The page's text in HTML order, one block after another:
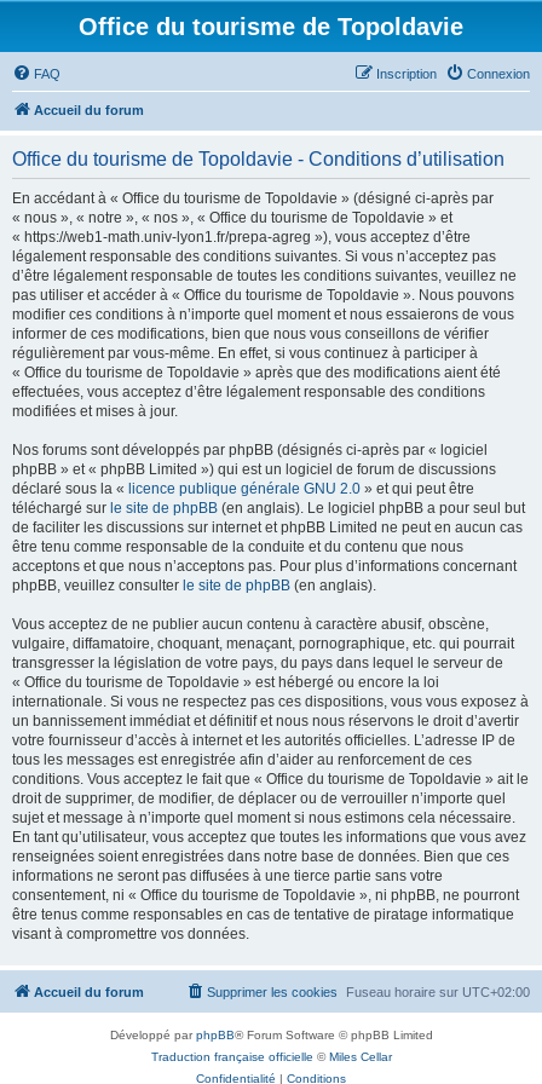
Office du tourisme de Topoldavie
FAQ Connexion
Inscription
Accueil du forum
Office du tourisme de Topoldavie - Conditions d’utilisation
En accédant à « Office du tourisme de Topoldavie » (désigné ci-après par
« nous », « notre », « nos », « Office du tourisme de Topoldavie » et
« https://web1-math.univ-lyon1.fr/prepa-agreg »), vous acceptez d’être
légalement responsable des conditions suivantes. Si vous n’acceptez pas
d’être légalement responsable de toutes les conditions suivantes, veuillez ne
pas utiliser et accéder à « Office du tourisme de Topoldavie ». Nous pouvons
modifier ces conditions à n’importe quel moment et nous essaierons de vous
informer de ces modifications, bien que nous vous conseillons de vérifier
régulièrement par vous-même. En effet, si vous continuez à participer à
« Office du tourisme de Topoldavie » après que des modifications aient été
effectuées, vous acceptez d’être légalement responsable des conditions
modifiées et mises à jour.
Nos forums sont développés par phpBB (désignés ci-après par « logiciel
phpBB » et « phpBB Limited ») qui est un logiciel de forum de discussions
déclaré sous la « licence publique générale GNU 2.0 » et qui peut être
téléchargé sur le site de phpBB (en anglais). Le logiciel phpBB a pour seul but
de faciliter les discussions sur internet et phpBB Limited ne peut en aucun cas
être tenu comme responsable de la conduite et du contenu que nous
acceptons et que nous n’acceptons pas. Pour plus d’informations concernant
phpBB, veuillez consulter le site de phpBB (en anglais).
Vous acceptez de ne publier aucun contenu à caractère abusif, obscène,
vulgaire, diffamatoire, choquant, menaçant, pornographique, etc. qui pourrait
transgresser la législation de votre pays, du pays dans lequel le serveur de
« Office du tourisme de Topoldavie » est hébergé ou encore la loi
internationale. Si vous ne respectez pas ces dispositions, vous vous exposez à
un bannissement immédiat et définitif et nous nous réservons le droit d’avertir
votre fournisseur d’accès à internet et les autorités officielles. L’adresse IP de
tous les messages est enregistrée afin d’aider au renforcement de ces
conditions. Vous acceptez le fait que « Office du tourisme de Topoldavie » ait le
droit de supprimer, de modifier, de déplacer ou de verrouiller n’importe quel
sujet et message à n’importe quel moment si nous estimons cela nécessaire.
En tant qu’utilisateur, vous acceptez que toutes les informations que vous avez
renseignées soient enregistrées dans notre base de données. Bien que ces
informations ne seront pas diffusées à une tierce partie sans votre
consentement, ni « Office du tourisme de Topoldavie », ni phpBB, ne pourront
être tenus comme responsables en cas de tentative de piratage informatique
visant à compromettre vos données.
Accueil du forum Fuseau horaire sur UTC+02:00
Supprimer les cookies
Développé parphpBB® Forum Software © phpBB Limited
Traduction française officielle ©Miles Cellar
Confidentialité | Conditions